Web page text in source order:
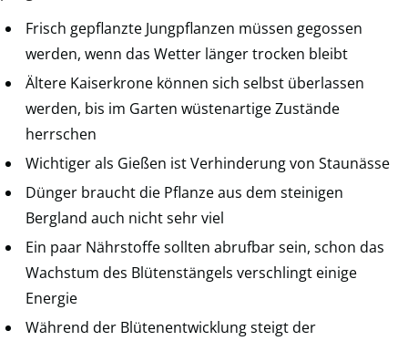
Frisch gepflanzte Jungpflanzen müssen gegossen
werden, wenn das Wetter länger trocken bleibt
Ältere Kaiserkrone können sich selbst überlassen
werden, bis im Garten wüstenartige Zustände
herrschen
Wichtiger als Gießen ist Verhinderung von Staunässe
Dünger braucht die Pflanze aus dem steinigen
Bergland auch nicht sehr viel
Ein paar Nährstoffe sollten abrufbar sein, schon das
Wachstum des Blütenstängels verschlingt einige
Energie
Während der Blütenentwicklung steigt der